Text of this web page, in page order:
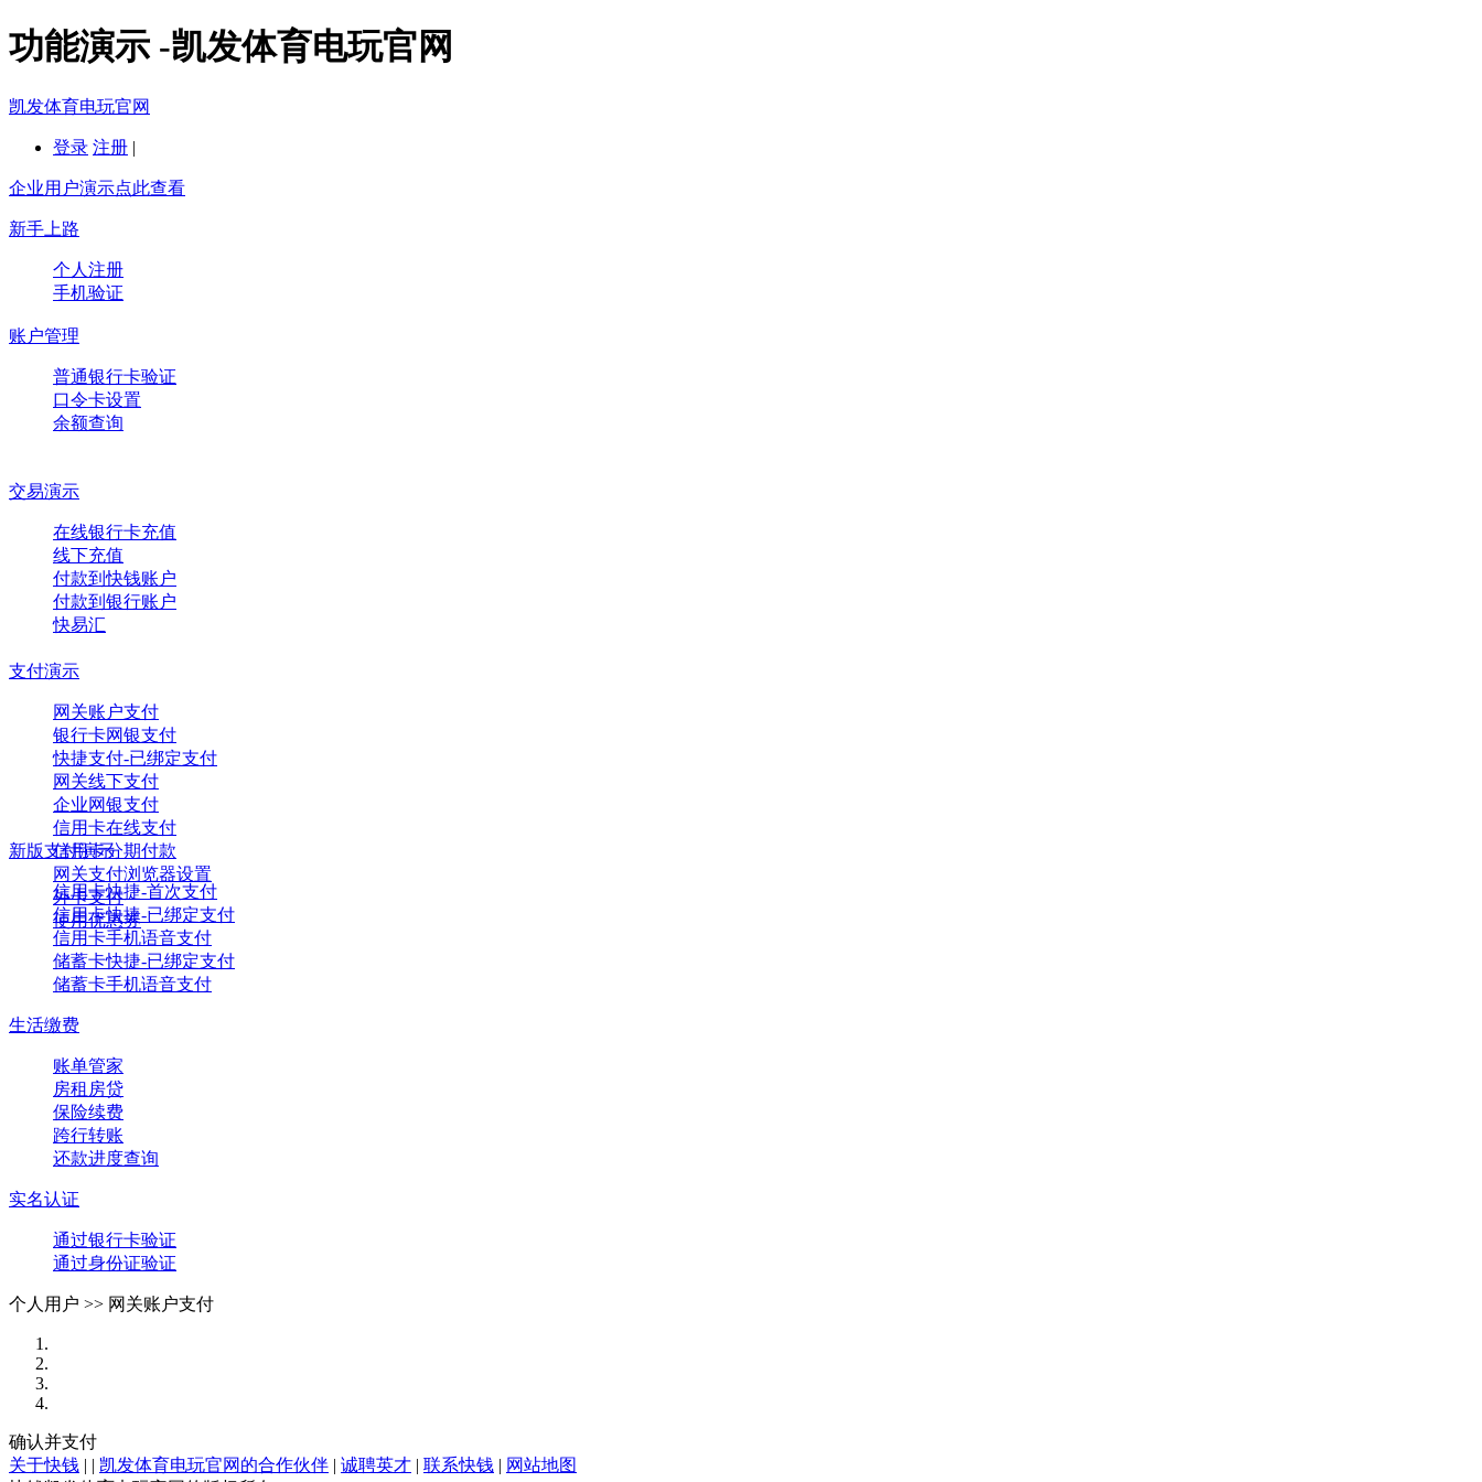
功能演示 -凯发体育电玩官网
凯发体育电玩官网
登录 注册 |
企业用户演示点此查看
新手上路
个人注册
手机验证
账户管理
普通银行卡验证
口令卡设置
余额查询
交易演示
在线银行卡充值
线下充值
付款到快钱账户
付款到银行账户
快易汇
支付演示
网关账户支付
银行卡网银支付
快捷支付-已绑定支付
网关线下支付
企业网银支付
信用卡在线支付
信用卡分期付款
网关支付浏览器设置
外卡支付
使用优惠券
新版支付演示
信用卡快捷-首次支付
信用卡快捷-已绑定支付
信用卡手机语音支付
储蓄卡快捷-已绑定支付
储蓄卡手机语音支付
生活缴费
账单管家
房租房贷
保险续费
跨行转账
还款进度查询
实名认证
通过银行卡验证
通过身份证验证
个人用户 >> 网关账户支付
确认并支付
关于快钱 | | 凯发体育电玩官网的合作伙伴 | 诚聘英才 | 联系快钱 | 网站地图